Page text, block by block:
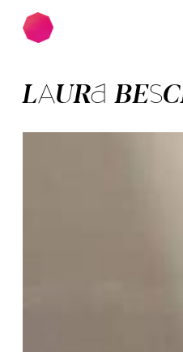
Zum Hauptinhalt springen
LAURA